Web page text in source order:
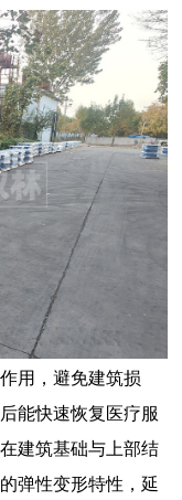
用，避免建筑损
能快速恢复医疗服
建筑基础与上部结
弹性变形特性，延